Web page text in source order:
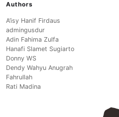
Authors
A’isy Hanif Firdaus
admingusdur
Adin Fahima Zulfa
Hanafi Slamet Sugiarto
Donny WS
Dendy Wahyu Anugrah
Fahrullah
Rati Madina